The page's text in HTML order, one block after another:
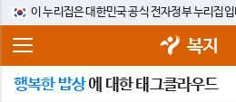
이 누리집은 대한민국 공식 전자정부 누리집
복지
행복한 밥상에 대한 태그클라우드